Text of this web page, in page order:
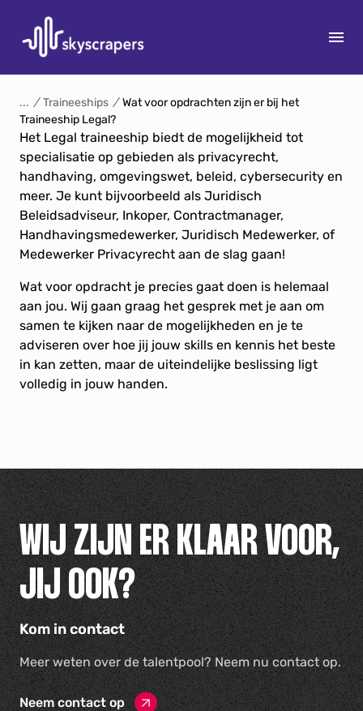
15
/ Traineeships / Wat voor opdrachten zijn er bij het
Traineeship Legal?
Het Legal traineeship biedt de mogelijkheid tot
specialisatie op gebieden als privacyrecht,
handhaving, omgevingswet, beleid, cybersecurity en
meer. Je kunt bijvoorbeeld als Juridisch
Beleidsadviseur, Inkoper, Contractmanager,
Handhavingsmedewerker, Juridisch Medewerker, of
Medewerker Privacyrecht aan de slag gaan!
Wat voor opdracht je precies gaat doen is helemaal
aan jou. Wij gaan graag het gesprek met je aan om
samen te kijken naar de mogelijkheden en je te
adviseren over hoe jij jouw skills en kennis het beste
in kan zetten, maar de uiteindelijke beslissing ligt
volledig in jouw handen.
WIJ ZIJN ER KLAAR VOOR,
JIJ OOK?
Kom in contact
Meer weten over de talentpool? Neem nu contact op.
Neem contact op